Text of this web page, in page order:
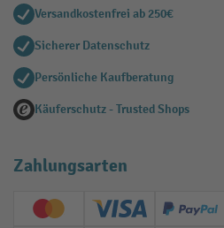
Versandkostenfrei ab 250€
Sicherer Datenschutz
Persönliche Kaufberatung
Käuferschutz - Trusted Shops
Zahlungsarten
Creditcard (Master)Creditcard (Visa)
PayPal